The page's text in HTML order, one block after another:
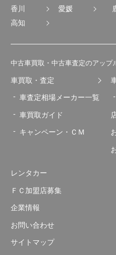
香川
愛媛
高知
中古車買取・中古車査定のアップ
車買取・査定
車査定相場メーカー一覧
車買取ガイド
キャンペーン・ＣＭ
レンタカー
ＦＣ加盟店募集
企業情報
お問い合わせ
サイトマップ